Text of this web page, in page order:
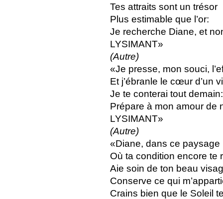
Tes attraits sont un trésor
Plus estimable que l’or:
Je recherche Diane, et
LYSIMANT»
(Autre)
«Je presse, mon souci,
Et j’ébranle le cœur d’un
Je te conterai tout demain:
Prépare à mon amour de
LYSIMANT»
(Autre)
«Diane, dans ce paysage
Où ta condition encore te
Aie soin de ton beau
Conserve ce qui
Crains bien que le Soleil